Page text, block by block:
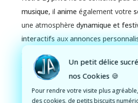
Un petit délice
nos Cookies 🍪
Pour rendre votre visite plus
des cookies, de petits biscuits
musique, il animeégalement votre
une atmosphère dynamique et
interactifsauxannonces
à la fin.